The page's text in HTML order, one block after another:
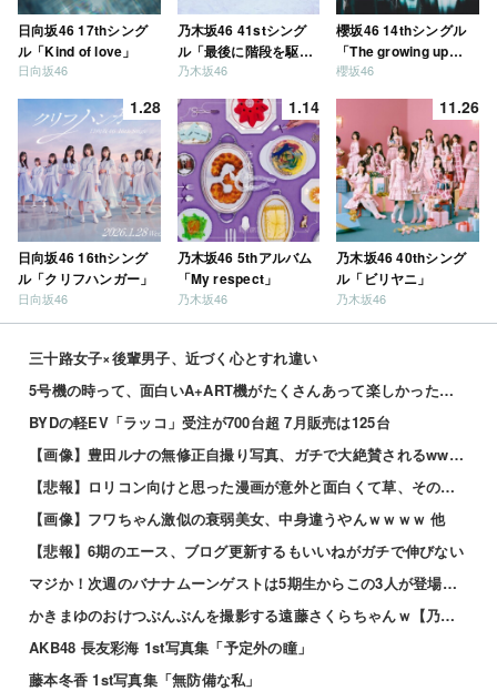
日向坂46 17thシング
ル「Kind of love」
日向坂46
乃木坂46 41stシング
ル「最後に階段を駆け
上がったのはいつ
乃木坂46
櫻坂46 14thシングル
「The growing up
train」
櫻坂46
1.28
日向坂46 16thシング
ル「クリフハンガー」
日向坂46
1.14
乃木坂46 5thアルバム
「My respect」
乃木坂46
11.26
乃木坂46 40thシング
ル「ビリヤニ」
乃木坂46
三十路女子×後輩男子、近づく心とすれ違い
5号機の時って、面白いA+ART機がたくさんあって楽しかったよなｗｗｗ
BYDの軽EV「ラッコ」受注が700台超 7月販売は125台
【画像】豊田ルナの無修正自撮り写真、ガチで大絶賛されるwww 他
【悲報】ロリコン向けと思った漫画が意外と面白くて草、その理由がこれｗｗｗｗ 他
【画像】フワちゃん激似の衰弱美女、中身違うやんｗｗｗｗ 他
【悲報】6期のエース、ブログ更新するもいいねがガチで伸びない
マジか！次週のバナナムーンゲストは5期生からこの3人が登場！！！【乃木坂46】
かきまゆのおけつぶんぶんを撮影する遠藤さくらちゃんｗ【乃木坂46】
AKB48 長友彩海 1st写真集「予定外の瞳」
藤本冬香 1st写真集「無防備な私」